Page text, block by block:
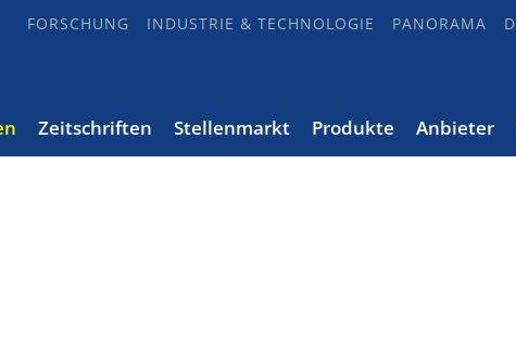
FORSCHUNG INDUSTRIE & TECHNOLOGIE PANORAMA
Zeitschriften Stellenmarkt Produkte Anbieter